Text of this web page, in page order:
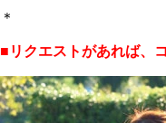
＊
■リクエストがあれば、